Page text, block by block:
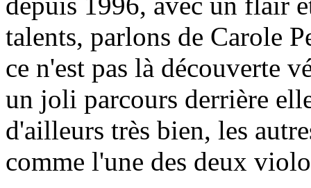
talents, parlons de Carole
ce n'est pas là découverte
un joli parcours derrière
d'ailleurs très bien, les
comme l'une des deux